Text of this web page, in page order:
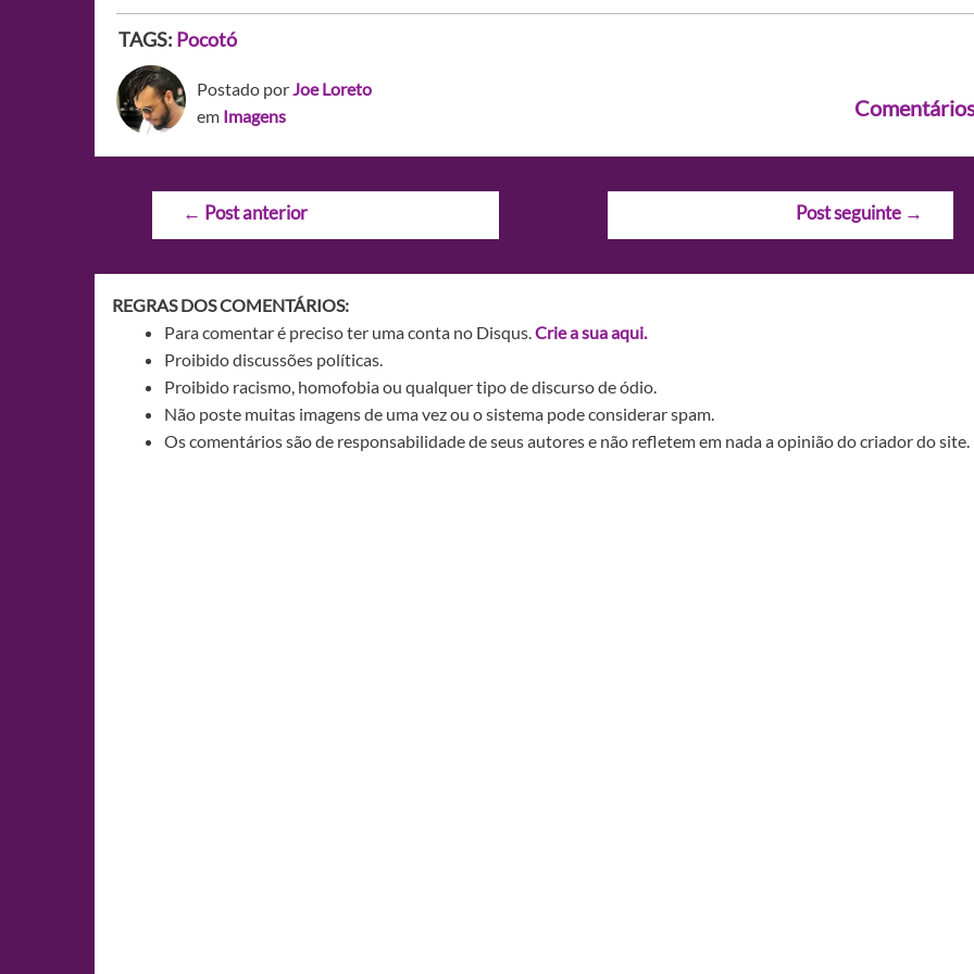
TAGS: Pocotó
Postado por Joe Loreto
em Imagens
Navegação
← Post anterior Post seguinte →
REGRAS DOS COMENTÁRIOS:
Para comentar é preciso ter uma conta no Disqus. Crie a sua aqui.
Proibido discussões políticas.
Proibido racismo, homofobia ou qualquer tipo de discurso de ódio.
Não poste muitas imagens de uma vez ou o sistema pode considerar spam.
Os comentários são de responsabilidade de seus autores e não refletem em nada a opinião do criador do site.